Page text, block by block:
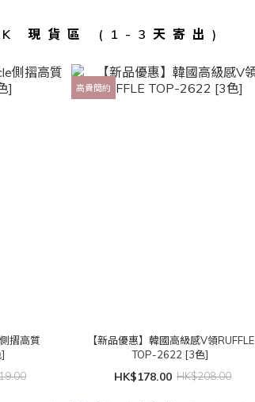
現貨區 (1-3天寄出)
摺高質
高貴簡約
【新品優惠】韓國高級感V領RUFFLE
TOP-2622 [3色]
HK$178.00 HK$208.00